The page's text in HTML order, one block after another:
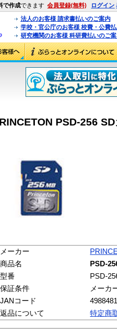
で作成できます 会員登録(無料) ログイン
法人のお客様 請求書払いのご案内
学校・官公庁のお客様 校費・公費
研究機関のお客様 科研費払いのご
PSD-256
メーカー
商品名
PSD-
型番
PSD-
保証条件
メーカ
JANコード
返品について
特定商